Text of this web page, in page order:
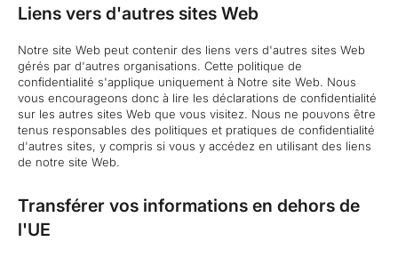
Liens vers d'autres sites Web
Notre site Web peut contenir des liens vers d'autres sites Web
gérés par d'autres organisations. Cette politique de
confidentialité s'applique uniquement à Notre site Web. Nous
vous encourageons donc à lire les déclarations de confidentialité
sur les autres sites Web que vous visitez. Nous ne pouvons être
tenus responsables des politiques et pratiques de confidentialité
d'autres sites, y compris si vous y accédez en utilisant des liens
de notre site Web.
Transférer vos informations en dehors de
l'UE